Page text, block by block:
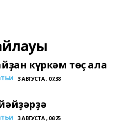
күркәм төҫ ала
3 АВГУСТА , 07:38
3 АВГУСТА , 06:25